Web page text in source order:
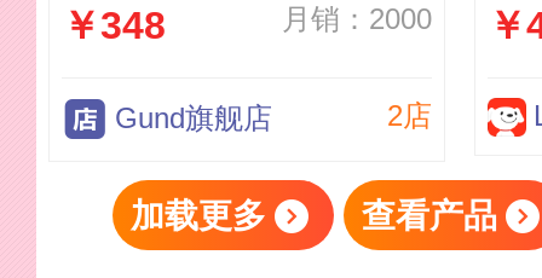
抚玩具新生儿礼物
￥348 月销：2000
Gund旗舰店 2店
￥
加载更多 查看产品